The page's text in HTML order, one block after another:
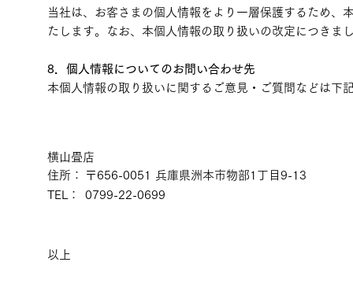
当社は、お客さまの個人情報をより一層保護するため、
たします。なお、本個人情報の取り扱いの改定につきま
8．個人情報についてのお問い合わせ先
本個人情報の取り扱いに関するご意見・ご質問などは下
横山畳店
住所：
〒656-0051 兵庫県洲本市物部1丁目9-13
TEL：
0799-22-0699
以上